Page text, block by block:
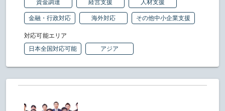
資金調達 経営支援 人材支援
金融・行政対応 海外対応 その他中小企業支援
対応可能エリア
日本全国対応可能
アジア